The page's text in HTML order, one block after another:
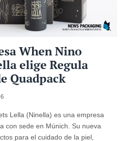
When Nino
elige Regula
Quadpack
Lella (Ninella) es una empresa
con sede en Múnich. Su nueva
para el cuidado de la piel,